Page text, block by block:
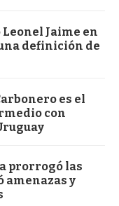
Jaime en
definición de
es el
con
prorrogó las
amenazas y